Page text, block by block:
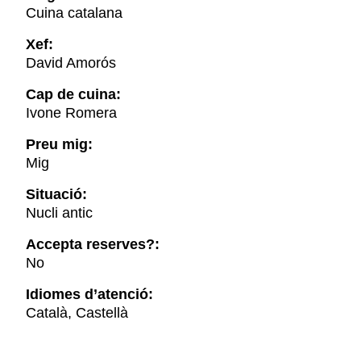
Cuina catalana
Xef:
David Amorós
Cap de cuina:
Ivone Romera
Preu mig:
Mig
Situació:
Nucli antic
Accepta reserves?:
No
Idiomes d’atenció:
Català, Castellà